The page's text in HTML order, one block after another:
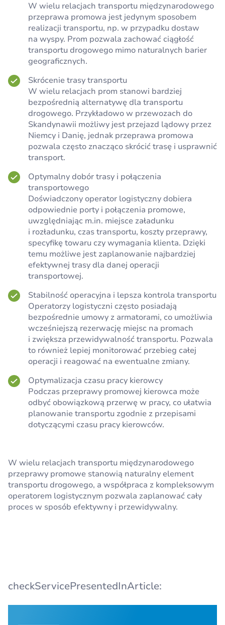
W wielu relacjach transportu międzynarodowego
przeprawa promowa jest jedynym sposobem
realizacji transportu, np. w przypadku dostaw
na wyspy. Prom pozwala zachować ciągłość
transportu drogowego mimo naturalnych barier
geograficznych.
Skrócenie trasy transportu
W wielu relacjach prom stanowi bardziej
bezpośrednią alternatywę dla transportu
drogowego. Przykładowo w przewozach do
Skandynawii możliwy jest przejazd lądowy przez
Niemcy i Danię, jednak przeprawa promowa
pozwala często znacząco skrócić trasę i usprawnić
transport.
Optymalny dobór trasy i połączenia
transportowego
Doświadczony operator logistyczny dobiera
odpowiednie porty i połączenia promowe,
uwzględniając m.in. miejsce załadunku
i rozładunku, czas transportu, koszty przeprawy,
specyfikę towaru czy wymagania klienta. Dzięki
temu możliwe jest zaplanowanie najbardziej
efektywnej trasy dla danej operacji
transportowej.
Stabilność operacyjna i lepsza kontrola transportu
Operatorzy logistyczni często posiadają
bezpośrednie umowy z armatorami, co umożliwia
wcześniejszą rezerwację miejsc na promach
i zwiększa przewidywalność transportu. Pozwala
to również lepiej monitorować przebieg całej
operacji i reagować na ewentualne zmiany.
Optymalizacja czasu pracy kierowcy
Podczas przeprawy promowej kierowca może
odbyć obowiązkową przerwę w pracy, co ułatwia
planowanie transportu zgodnie z przepisami
dotyczącymi czasu pracy kierowców.
W wielu relacjach transportu międzynarodowego
przeprawy promowe stanowią naturalny element
transportu drogowego, a współpraca z kompleksowym
operatorem logistycznym pozwala zaplanować cały
proces w sposób efektywny i przewidywalny.
checkServicePresentedInArticle: